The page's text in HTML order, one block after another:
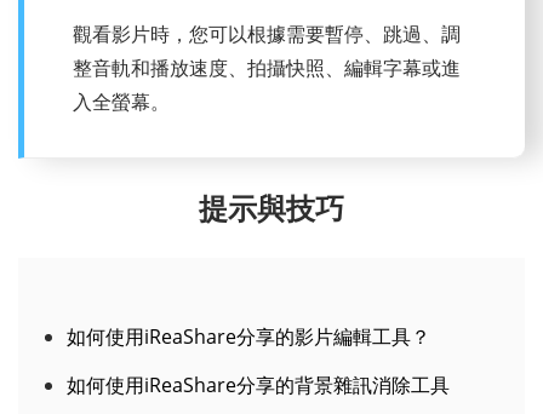
在更多工具中找到影片播放器，然後新增影片
檔案即可開始觀看。
如何使用iReaShare分享的背景雜訊消除工具
如何使用iReaShare分享的影片合併工具